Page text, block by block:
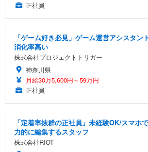
正社員
「ゲーム好き必見」ゲーム運営アシスタン
消化率高い
株式会社プロジェクトトリガー
神奈川県
月給30万5,600円～59万円
正社員
「定着率抜群の正社員」未経験OK/スマホ
力的に編集するスタッフ
株式会社RIOT